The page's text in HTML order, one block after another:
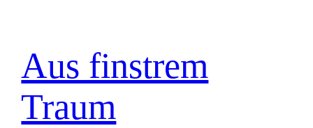
springen
Aus finstrem
Traum